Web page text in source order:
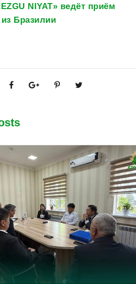
NIYAT» ведёт приём
Бразилии